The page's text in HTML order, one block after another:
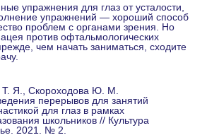
упражнения для глаз от усталости,
упражнений — хороший способ
проблем с органами зрения. Но
против офтальмологических
чем начать заниматься, сходите
Я., Скороходова Ю. М.
перерывов для занятий
для глаз в рамках
школьников // Культура
2021. № 2.